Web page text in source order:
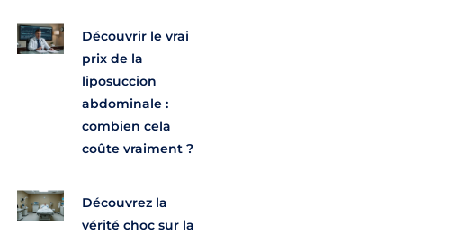
Découvrir le vrai
prix de la
liposuccion
abdominale :
combien cela
coûte vraiment ?
Découvrez la
vérité choc sur la